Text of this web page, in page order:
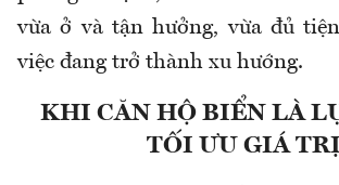
vừa ở và tận hưởng, vừa đủ
việc đang trở thành xu hướng.
KHI CĂN HỘ BIỂN LÀ
TỐI ƯU GIÁ TRỊ